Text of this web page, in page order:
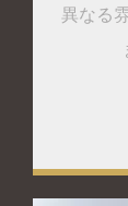
異なる